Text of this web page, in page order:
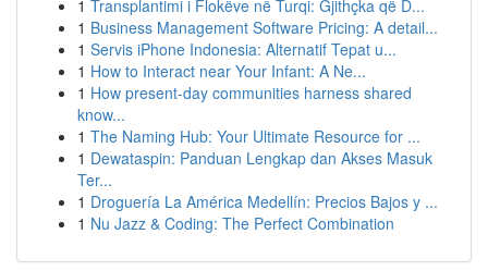
1 Transplantimi i Flokëve në Turqi: Gjithçka që D...
1 Business Management Software Pricing: A detail...
1 Servis iPhone Indonesia: Alternatif Tepat u...
1 How to Interact near Your Infant: A Ne...
1 How present-day communities harness shared
know...
1 The Naming Hub: Your Ultimate Resource for ...
1 Dewataspin: Panduan Lengkap dan Akses Masuk
Ter...
1 Droguería La América Medellín: Precios Bajos y ...
1 Nu Jazz & Coding: The Perfect Combination